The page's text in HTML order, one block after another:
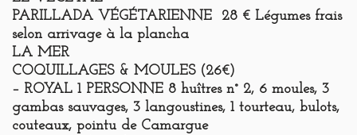
PARILLADA VÉGÉTARIENNE 28 € Légumes frais
selon arrivage à la plancha
LA MER
COQUILLAGES & MOULES (26€)
– ROYAL 1 PERSONNE 8 huîtres n° 2, 6 moules, 3
gambas sauvages, 3 langoustines, 1 tourteau, bulots,
couteaux, pointu de Camargue